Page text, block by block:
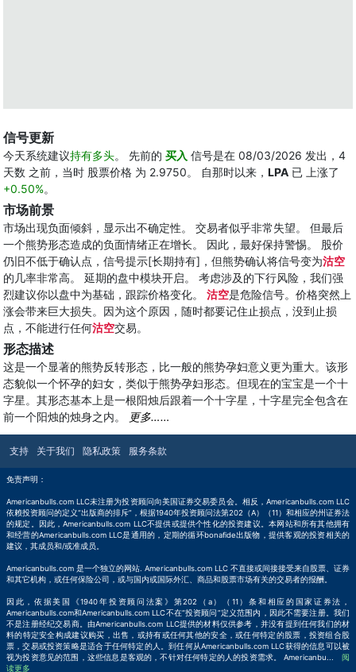
信号更新
今天系统建议持有多头。 先前的 买入 信号是在 08/03/2026 发出，4
天数 之前，当时 股票价格 为 2.9750。 自那时以来， LPA 已 上涨了
+0.50%。
市场前景
市场出现负面倾斜，显示出不确定性。 交易者似乎非常失望。 但最后
一个熊势形态造成的负面情绪正在增长。 因此，最好保持警惕。 股价
仍旧不低于确认点，信号提示[长期持有]，但熊势确认将信号变为沽空
的几率非常高。 延期的盘中模块开启。 考虑涉及的下行风险，我们强
烈建议你以盘中为基础，跟踪价格变化。 沽空是危险信号。价格突然上
涨会带来巨大损失。因为这个原因，随时都要记住止损点，没到止损
点，不能进行任何沽空交易。
形态描述
这是一个显著的熊势反转形态，比一般的熊势孕妇意义更为重大。该形
态貌似一个怀孕的妇女，类似于熊势孕妇形态。但现在的宝宝是一个十
字星。其形态基本上是一根阳烛后跟着一个十字星，十字星完全包含在
前一个阳烛的烛身之内。
更多……
支持 关于我们 隐私政策 服务条款
免责声明：
Americanbulls.com LLC未注册为投资顾问向美国证券交易委员会。相反，Americanbulls.com LLC
依赖投资顾问的定义“出版商的排斥”，根据1940年投资顾问法第202（A）（11）和相应的州证券法
的规定。因此，Americanbulls.com LLC不提供或提供个性化的投资建议。本网站和所有其他拥有
和经营的Americanbulls.com LLC是通用的，定期的循环bonafide出版物，提供客观的投资相关的
建议，其成员和/或准成员。
Americanbulls.com 是一个独立的网站. Americanbulls.com LLC 不直接或间接接受来自股票、证券
和其它机构，或任何保险公司，或与国内或国际外汇、商品和股票市场有关的交易者的报酬。
因此，依据美国《1940年投资顾问法案》第202（a）（11）条和相应的国家证券法，
Americanbulls.com和Americanbulls.com LLC不在“投资顾问”定义范围内，因此不需要注册。我们
不是注册经纪交易商。由Americanbulls.com LLC提供的材料仅供参考，并没有提到任何我们的材
料的特定安全构成建议购买，出售，或持有或任何其他的安全，或任何特定的股票，投资组合股
票，交易或投资策略是适合于任何特定的人。到任何从Americanbulls.com LLC获得的信息可以被
视为投资意见的范围，这些信息是客观的，不针对任何特定的人的投资需求。 Americanbu
阅
读更多